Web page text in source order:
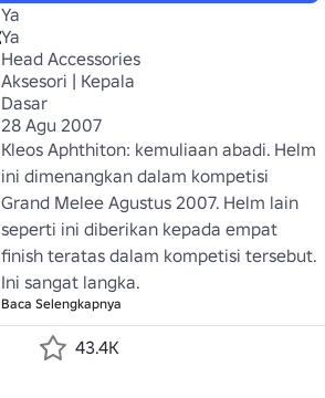
Ya
Ya
Head Accessories
Aksesori | Kepala
Dasar
28 Agu 2007
Kleos Aphthiton: kemuliaan abadi. Helm
ini dimenangkan dalam kompetisi
Grand Melee Agustus 2007. Helm lain
seperti ini diberikan kepada empat
finish teratas dalam kompetisi tersebut.
Ini sangat langka.
Baca Selengkapnya
43.4K